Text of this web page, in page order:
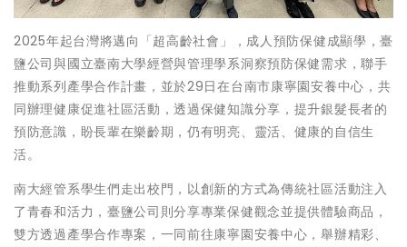
2025年起台灣將邁向「超高齡社會」，成人預防保健成顯學，臺
鹽公司與國立臺南大學經營與管理學系洞察預防保健需求，聯手
推動系列產學合作計畫，並於29日在台南市康寧園安養中心，共
同辦理健康促進社區活動，透過保健知識分享，提升銀髮長者的
預防意識，盼長輩在樂齡期，仍有明亮、靈活、健康的自信生
活。
南大經管系學生們走出校門，以創新的方式為傳統社區活動注入
了青春和活力，臺鹽公司則分享專業保健觀念並提供體驗商品，
雙方透過產學合作專案，一同前往康寧園安養中心，舉辦精彩、